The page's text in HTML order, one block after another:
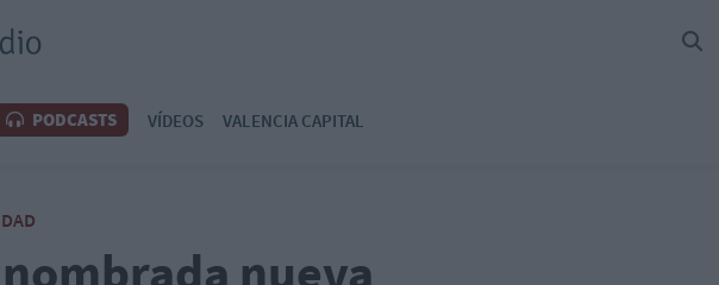
PODCASTS VÍDEOS VALENCIA CAPITAL
nueva